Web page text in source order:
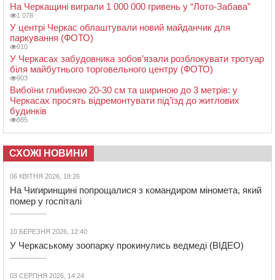
На Черкащині виграли 1 000 000 гривень у “Лото-Забава”
1 078
У центрі Черкас облаштували новий майданчик для
паркування (ФОТО)
910
У Черкасах забудовника зобов’язали розблокувати тротуар
біля майбутнього торговельного центру (ФОТО)
903
Вибоїни глибиною 20-30 см та шириною до 3 метрів: у
Черкасах просять відремонтувати під’їзд до житлових
будинків
885
СХОЖІ НОВИНИ
06 КВІТНЯ 2026, 18:26
На Чигиринщині попрощалися з командиром міномета, який
помер у госпіталі
10 БЕРЕЗНЯ 2026, 12:40
У Черкаському зоопарку прокинулись ведмеді (ВІДЕО)
03 СЕРПНЯ 2026, 14:24